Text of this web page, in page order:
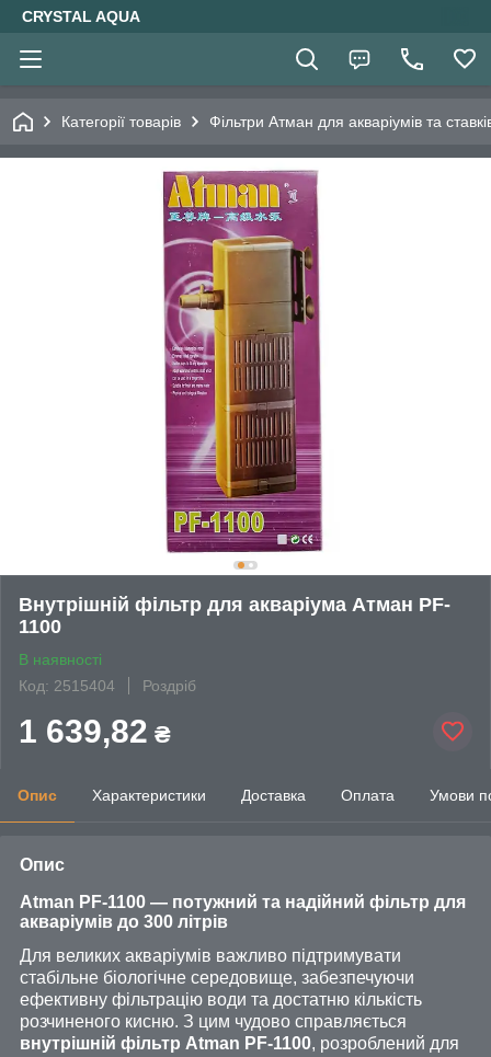
CRYSTAL AQUA
Категорії товарів Фільтри Атман для акваріумів та
Внутрішній фільтр для акваріума Атман PF-
1100
В наявності
Код: 2515404
Роздріб
1 639,82 ₴
Опис Характеристики Доставка Оплата Умови
Опис
Atman PF-1100 — потужний та надійний фільтр для
акваріумів до 300 літрів
Для великих акваріумів важливо підтримувати
стабільне біологічне середовище, забезпечуючи
ефективну фільтрацію води та достатню кількість
розчиненого кисню. З цим чудово справляється
внутрішній фільтр Atman PF-1100, розроблений для